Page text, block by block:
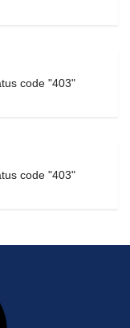
code "403"
code "403"